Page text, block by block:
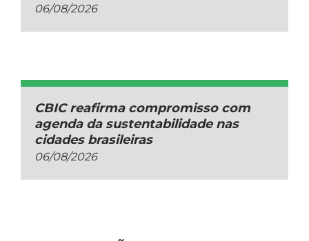
06/08/2026
CBIC reafirma compromisso com
agenda da sustentabilidade nas
cidades brasileiras
06/08/2026